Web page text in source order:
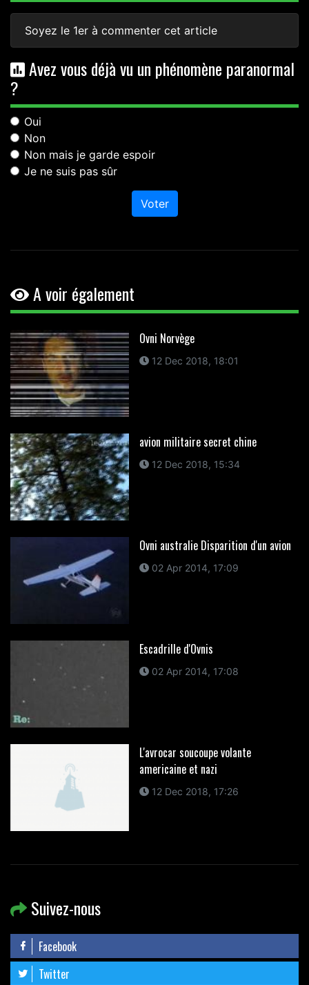
Soyez le 1er à commenter cet article
Avez vous déjà vu un phénomène paranormal
?
Oui
Non
Non mais je garde espoir
Je ne suis pas sûr
Voter
A voir également
Ovni Norvège
12 Dec 2018, 18:01
avion militaire secret chine
12 Dec 2018, 15:34
Ovni australie Disparition d'un avion
02 Apr 2014, 17:09
Escadrille d'Ovnis
02 Apr 2014, 17:08
L'avrocar soucoupe volante
americaine et nazi
12 Dec 2018, 17:26
Suivez-nous
Facebook
Twitter